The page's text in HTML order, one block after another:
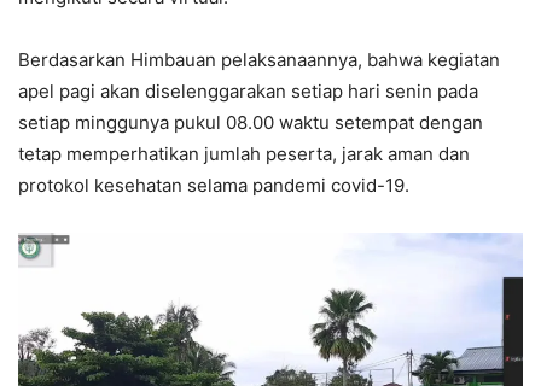
Berdasarkan Himbauan pelaksanaannya, bahwa kegiatan
apel pagi akan diselenggarakan setiap hari senin pada
setiap minggunya pukul 08.00 waktu setempat dengan
tetap memperhatikan jumlah peserta, jarak aman dan
protokol kesehatan selama pandemi covid-19.